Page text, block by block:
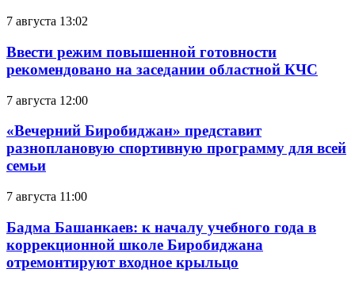
7 августа 13:02
Ввести режим повышенной готовности
рекомендовано на заседании областной КЧС
7 августа 12:00
«Вечерний Биробиджан» представит
разноплановую спортивную программу для всей
семьи
7 августа 11:00
Бадма Башанкаев: к началу учебного года в
коррекционной школе Биробиджана
отремонтируют входное крыльцо